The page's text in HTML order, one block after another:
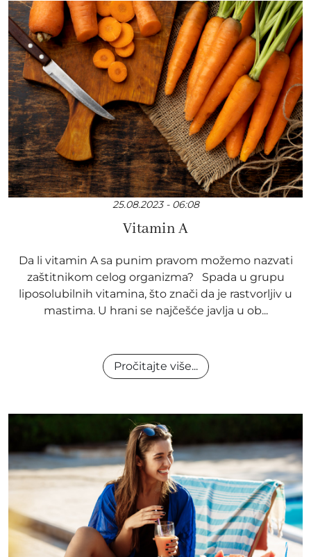
25.08.2023 - 06:08
Vitamin A
Da li vitamin A sa punim pravom možemo nazvati
zaštitnikom celog organizma? Spada u grupu
liposolubilnih vitamina, što znači da je rastvorljiv u
mastima. U hrani se najčešće javlja u ob...
Pročitajte više...